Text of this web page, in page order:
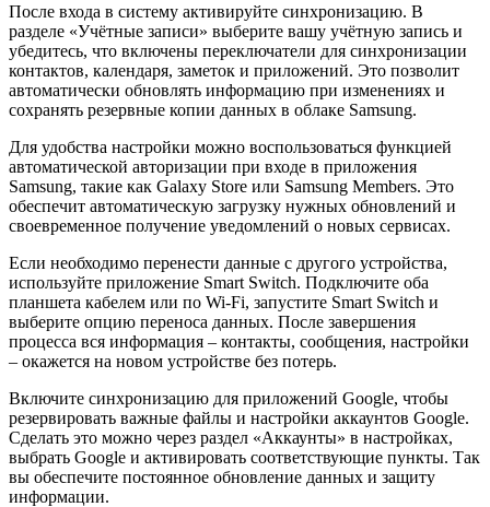
После входа в систему активируйте синхронизацию. В
разделе «Учётные записи» выберите вашу учётную запись и
убедитесь, что включены переключатели для синхронизации
контактов, календаря, заметок и приложений. Это позволит
автоматически обновлять информацию при изменениях и
сохранять резервные копии данных в облаке Samsung.
Для удобства настройки можно воспользоваться функцией
автоматической авторизации при входе в приложения
Samsung, такие как Galaxy Store или Samsung Members. Это
обеспечит автоматическую загрузку нужных обновлений и
своевременное получение уведомлений о новых сервисах.
Если необходимо перенести данные с другого устройства,
используйте приложение Smart Switch. Подключите оба
планшета кабелем или по Wi-Fi, запустите Smart Switch и
выберите опцию переноса данных. После завершения
процесса вся информация – контакты, сообщения, настройки
– окажется на новом устройстве без потерь.
Включите синхронизацию для приложений Google, чтобы
резервировать важные файлы и настройки аккаунтов Google.
Сделать это можно через раздел «Аккаунты» в настройках,
выбрать Google и активировать соответствующие пункты. Так
вы обеспечите постоянное обновление данных и защиту
информации.